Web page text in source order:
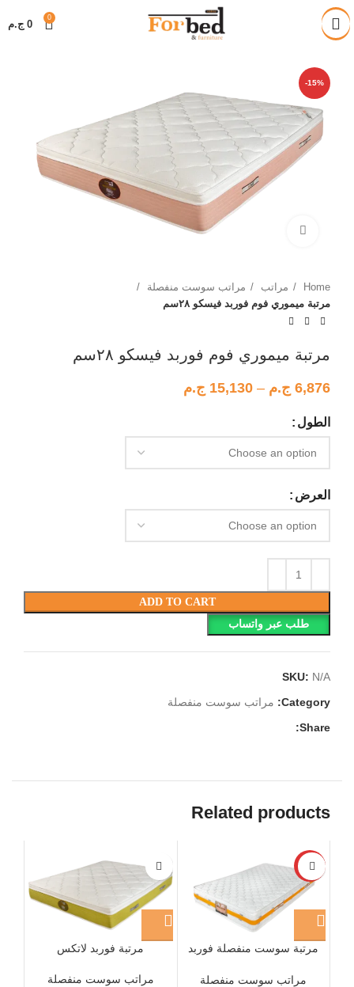
0
0 ج.م
-15%
Click to enlarge
Home مراتب
مراتب سوست منفصلة
مرتبة ميموري فوم فوربد فيسكو ٢٨سم
مرتبة ميموري فوم فوربد فيسكو ٢٨سم
6,876 ج.م –
15,130 ج.م
الطول
العرض
ADD TO CART
طلب عبر واتساب
SKU: N/A
Category:
مراتب سوست منفصلة
Share:
Related products
مرتبة سوست منفصلة فوربد
مراتب سوست منفصلة
مرتبة فوربد لاتكس
مراتب سوست منفصلة
خصم 28% على جميع المنتجات